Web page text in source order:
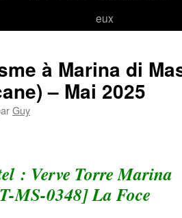
eux
à Marina di
– Mai 2025
Guy
: Verve Torre Marina
MS-0348] La Foce